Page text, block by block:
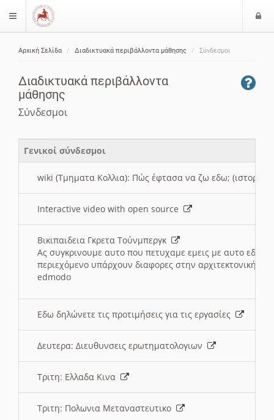
$langMenu
Αρχική Σελίδα Διαδικτυακά περιβάλλοντα μάθησης Σύνδεσμοι
Διαδικτυακά περιβάλλοντα
μάθησης
Σύνδεσμοι
Γενικοί σύνδεσμοι
wiki (Τμηματα Κολλια): Πώς έφτασα να ζω εδω; (ιστορια)
Interactive video with open source
Βικιπαιδεια Γκρετα Τούνμπεργκ
Ας συγκρινουμε αυτο που πετυχαμε εμεις με αυτο εδω
περιεχόμενο υπάρχουν διαφορες στην αρχιτεκτονική
edmodo
Εδω δηλώνετε τις προτιμήσεις για τις εργασίες
Δευτερα: Διευθυνσεις ερωτηματολογιων
Τριτη: Ελλαδα Κινα
Τριτη: Πολωνια Μεταναστευτικο